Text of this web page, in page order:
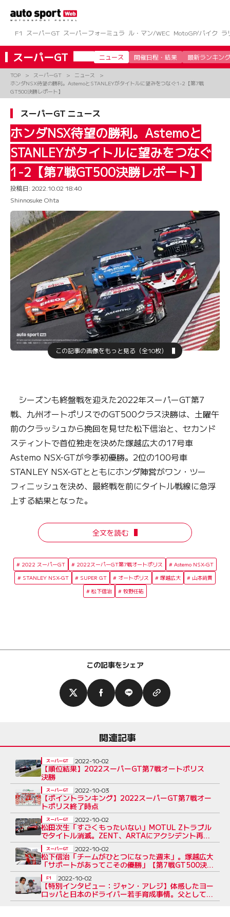
ツ
へ
ス
キ
F1 スーパーGT スーパーフォーミュラ ル・マン/WEC MotoGP/バイク ラ
スーパーGT ニュース 開催日程・結果 最新ランキング
TOP スーパーGT
ニュース
ホンダNSX待望の勝利。AstemoとSTANLEYがタイトルに望みをつなぐ1-2【第7戦
GT500決勝レポート】
スーパーGT ニュース
ホンダNSX待望の勝利。Astemoと
STANLEYがタイトルに望みをつなぐ
1-2【第7戦GT500決勝レポート】
投稿日: 2022.10.02 18:40
Shinnosuke Ohta
この記事の画像をもっと見る（全10枚）
シーズンも終盤戦を迎えた2022年スーパーGT第7
戦、九州オートポリスでのGT500クラス決勝は、土曜午
前のクラッシュから挽回を見せた松下信治と、セカンド
スティントで首位独走を決めた塚越広大の17号車
Astemo NSX-GTが今季初優勝。2位の100号車
STANLEY NSX-GTとともにホンダ陣営がワン・ツー
フィニッシュを決め、最終戦を前にタイトル戦線に急浮
上する結果となった。
全文を読む
2022 スーパーGT 2022スーパーGT第7戦オートポリス
Astemo NSX-GT
STANLEY NSX-GT
SUPER GT オートポリス 塚越広大
山本尚貴
松下信治
牧野任祐
この記事をシェア
関連記事
【順位結果】2022スーパーGT第7戦オートポリス
決勝
スーパーGT 2022-10-02
【ポイントランキング】2022スーパーGT第7戦オー
トポリス終了時点
スーパーGT 2022-10-03
松田次生「すごくもったいない」MOTUL Zトラブル
でタイトル消滅。ZENT、ARTAにアクシデント再発
【第7戦決勝】
スーパーGT 2022-10-02
松下信治「チームがひとつになった週末」。塚越広大
「サポートがあってこその優勝」【第7戦GT500決勝
会見】
スーパーGT 2022-10-02
【特別インタビュー：ジャン・アレジ】体感したヨー
ロッパと日本のドライバー若手育成事情。父としての
教育方針
F1 2022-10-02